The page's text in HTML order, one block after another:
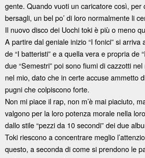
gente. Quando vuoti un caricatore così, per
bersagli, un bel po’ di loro normalmente li
Il nuovo disco dei Uochi toki è più o meno
A partire dal geniale inizio “I fonici” si arriva
de “I batteristi” e a quella vera e propria de
due “Semestri” poi sono fiumi di cazzotti
nel mio, dato che in certe accuse ammetto
pugni che colpiscono forte.
Non mi piace il rap, non m’è mai piaciuto,
valgono per la loro potenza morale nella
dallo stile “pezzi da 10 secondi” dei due
Toki riescono a concentrare meglio
questo, a seconda di come si prendono le